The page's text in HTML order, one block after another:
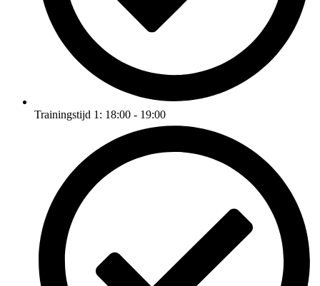
Trainingstijd 1: 18:00 - 19:00